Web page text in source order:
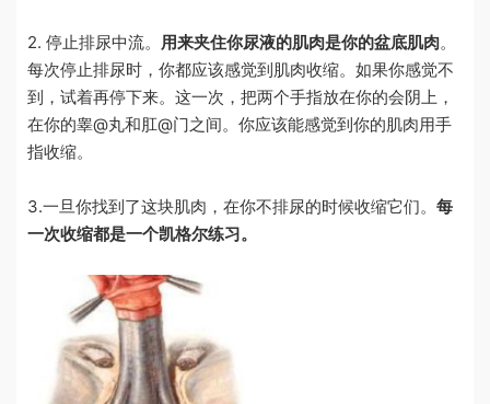
2. 停止排尿中流。 用来夹住你尿液的肌肉是你的盆底肌肉。
每次停止排尿时，你都应该感觉到肌肉收缩。如果你感觉不
到，试着再停下来。这一次，把两个手指放在你的会阴上，
在你的睾@丸和肛@门之间。你应该能感觉到你的肌肉用手
指收缩。
3.一旦你找到了这块肌肉，在你不排尿的时候收缩它们。 每
一次收缩都是一个凯格尔练习。